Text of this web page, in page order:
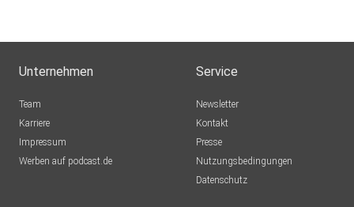
Unternehmen
Team
Karriere
Impressum
Werben auf podcast.de
Service
Newsletter
Kontakt
Presse
Nutzungsbedingungen
Datenschutz